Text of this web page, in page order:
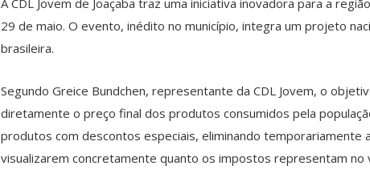
29 de maio. O evento, inédito no município, integra um projeto
brasileira.
Segundo Greice Bundchen, representante da CDL Jovem, o
diretamente o preço final dos produtos consumidos pela
produtos com descontos especiais, eliminando
visualizarem concretamente quanto os impostos representam no